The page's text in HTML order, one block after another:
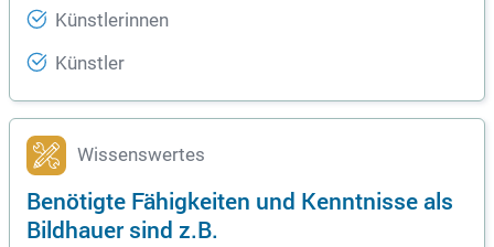
Künstlerinnen
Künstler
Wissenswertes
Benötigte Fähigkeiten und Kenntnisse als
Bildhauer sind z.B.